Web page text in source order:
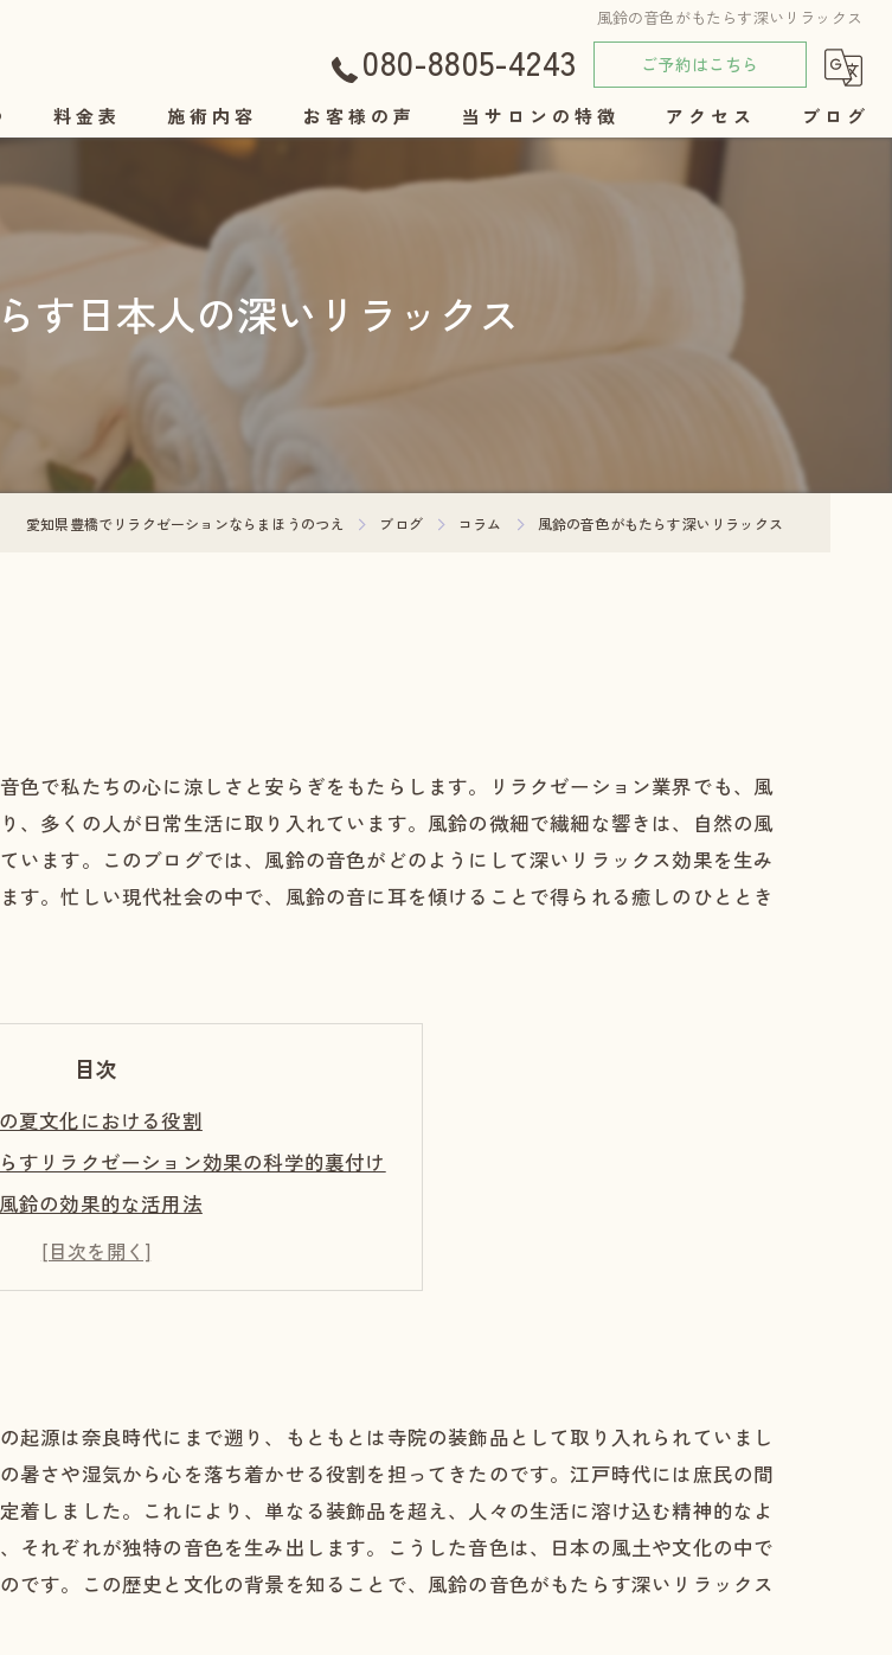
風鈴の音色がもたらす深いリラックス
080-8805-4243 ご予約はこちら
料金表 施術内容 お客様の声 当サロンの特徴
女性
リンパ
アクセス ブログ
す日本人の深いリラックス
愛知県豊橋でリラクゼーションならまほうのつえ ブログ コラム 風鈴の音色がもたらす深いリラックス
色で私たちの心に涼しさと安らぎをもたらします。リラクゼーション業界でも、風
多くの人が日常生活に取り入れています。風鈴の微細で繊細な響きは、自然の風
ます。このブログでは、風鈴の音色がどのようにして深いリラックス効果を生み
。忙しい現代社会の中で、風鈴の音に耳を傾けることで得られる癒しのひととき
目次
夏文化における役割
すリラクゼーション効果の科学的裏付け
鈴の効果的な活用法
の調和と精神的癒しの深淵
ごす、現代における贅沢な癒し時間
源は奈良時代にまで遡り、もともとは寺院の装飾品として取り入れられていまし
暑さや湿気から心を落ち着かせる役割を担ってきたのです。江戸時代には庶民の間
しました。これにより、単なる装飾品を超え、人々の生活に溶け込む精神的なよ
それぞれが独特の音色を生み出します。こうした音色は、日本の風土や文化の中で
です。この歴史と文化の背景を知ることで、風鈴の音色がもたらす深いリラックス